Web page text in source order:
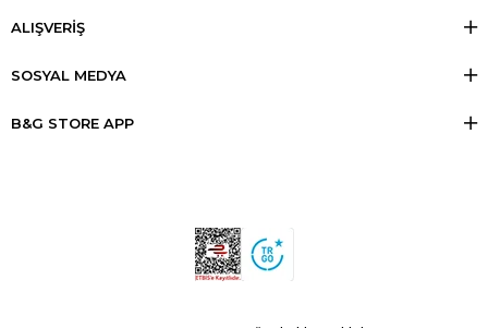
ALIŞVERİŞ
SOSYAL MEDYA
B&G STORE APP